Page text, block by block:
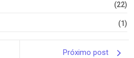
(22)
(1)
Próximo post